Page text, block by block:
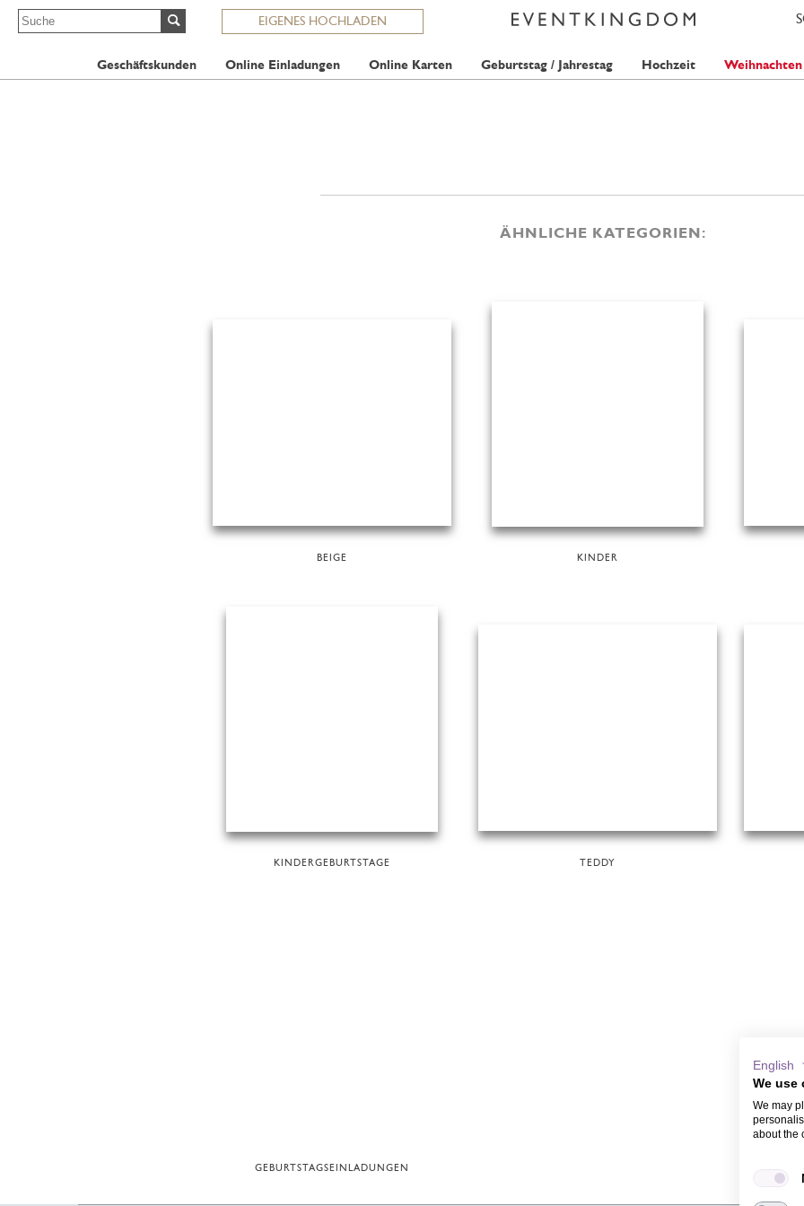
EIGENES HOCHLADEN
Geschäftskunden Online Einladungen Online Karten Geburtstag / Jahrestag Hochzeit Weihnachten
ÄHNLICHE KATEGORIEN:
BEIGE KINDER
KINDERGEBURTSTAGE TEDDY
GEBURTSTAGSEINLADUNGEN
English
We use
We may
about the